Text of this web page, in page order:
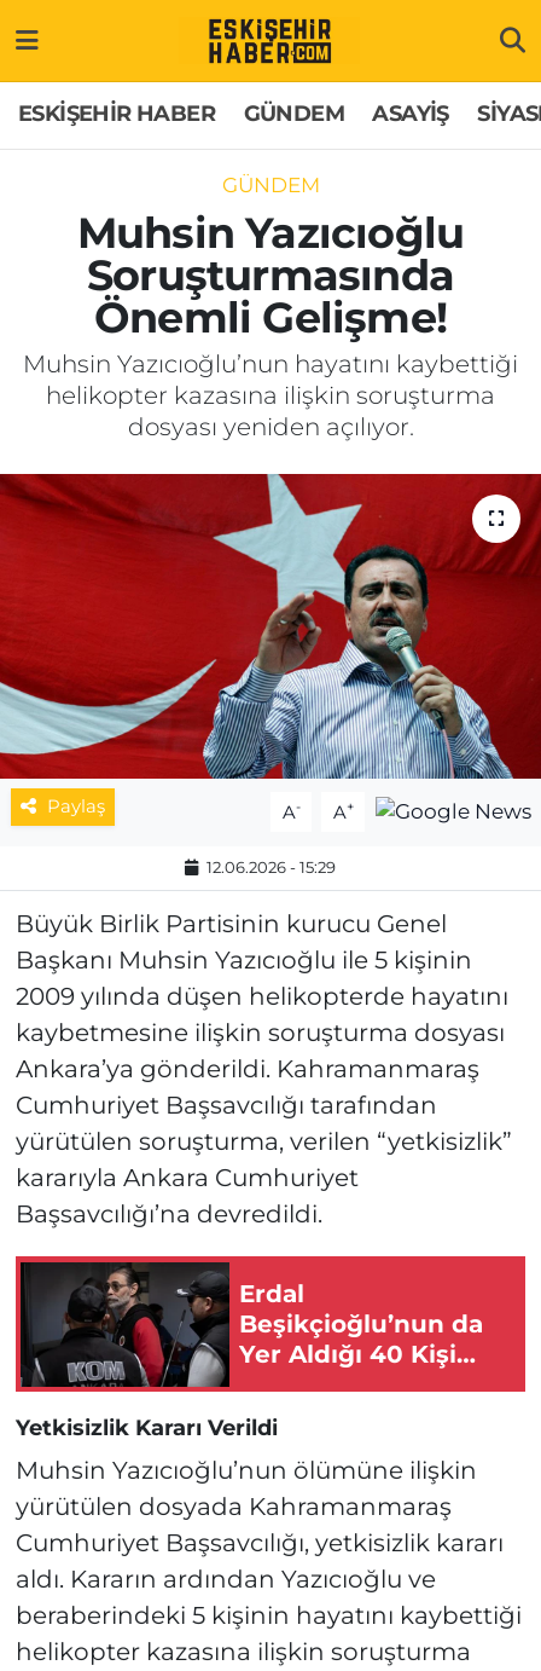
ESKİŞEHİR HABER GÜNDEM ASAYİŞ
GÜNDEM
Muhsin Yazıcıoğlu
Soruşturmasında
Önemli Gelişme!
Muhsin Yazıcıoğlu’nun hayatını kaybettiği
helikopter kazasına ilişkin soruşturma
dosyası yeniden açılıyor.
Paylaş A- A+
12.06.2026 - 15:29
Büyük Birlik Partisinin kurucu Genel
Başkanı Muhsin Yazıcıoğlu ile 5 kişinin
2009 yılında düşen helikopterde hayatını
kaybetmesine ilişkin soruşturma dosyası
Ankara’ya gönderildi. Kahramanmaraş
Cumhuriyet Başsavcılığı tarafından
yürütülen soruşturma, verilen “yetkisizlik”
kararıyla Ankara Cumhuriyet
Başsavcılığı’na devredildi.
Erdal
Beşikçioğlu’nun da
Yer Aldığı 40 Kişi
Tutuklandı!
Yetkisizlik Kararı Verildi
Muhsin Yazıcıoğlu’nun ölümüne ilişkin
yürütülen dosyada Kahramanmaraş
Cumhuriyet Başsavcılığı, yetkisizlik kararı
aldı. Kararın ardından Yazıcıoğlu ve
beraberindeki 5 kişinin hayatını kaybettiği
helikopter kazasına ilişkin soruşturma
GÜNDEM
ASAYİŞ
SİYASET
EKONOMİ
SAĞLIK
SPOR
Hakkımızda
İletişim
Künye
Odunpazarı Trafik Yoğunluk Haritası
Süper Lig Puan Durumu ve Fikstür
Tüm Manşetler
Son Dakika Haberleri
Haber Arşivi